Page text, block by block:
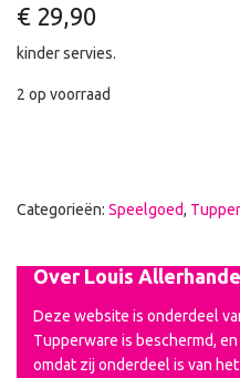
€ 29,90
kinder servies.
2 op voorraad
Categorieën: Speelgoed,
Over Louis Allerhande
Deze website is onderdeel
Tupperware is beschermd,
omdat zij onderdeel is van